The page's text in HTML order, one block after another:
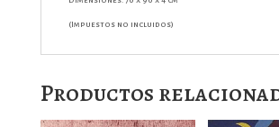
(Impuestos no incluidos)
Productos